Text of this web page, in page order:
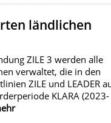
ländlichen
ZILE 3 werden alle
verwaltet, die in den
ZILE und LEADER
KLARA (2023-